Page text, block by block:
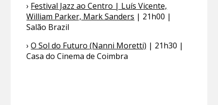
› Festival Jazz ao Centro | Luís Vicente,
William Parker, Mark Sanders | 21h00 |
Salão Brazil
›O Sol do Futuro (Nanni Moretti) | 21h30 |
Casa do Cinema de Coimbra